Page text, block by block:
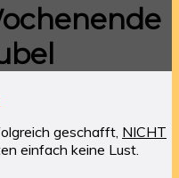
geschafft, NICHT
einfach keine Lust.